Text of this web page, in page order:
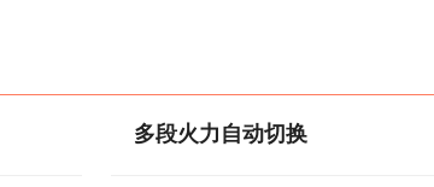
多段火力自动切换